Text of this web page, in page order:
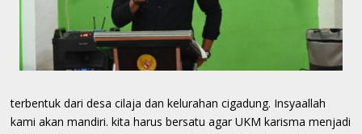
terbentuk dari desa cilaja dan kelurahan cigadung. Insyaallah
kami akan mandiri. kita harus bersatu agar UKM karisma menjadi